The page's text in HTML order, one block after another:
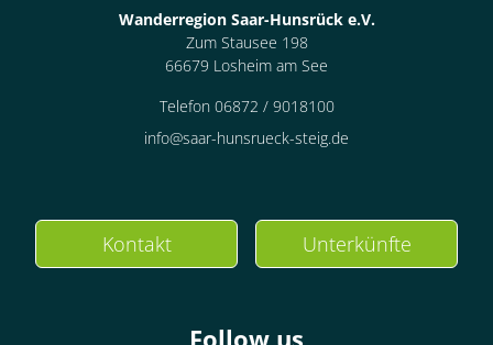
Wanderregion Saar-Hunsrück e.V.
Zum Stausee 198
66679 Losheim am See
Telefon 06872 / 9018100
info@saar-hunsrueck-steig.de
Kontakt Unterkünfte
Follow us